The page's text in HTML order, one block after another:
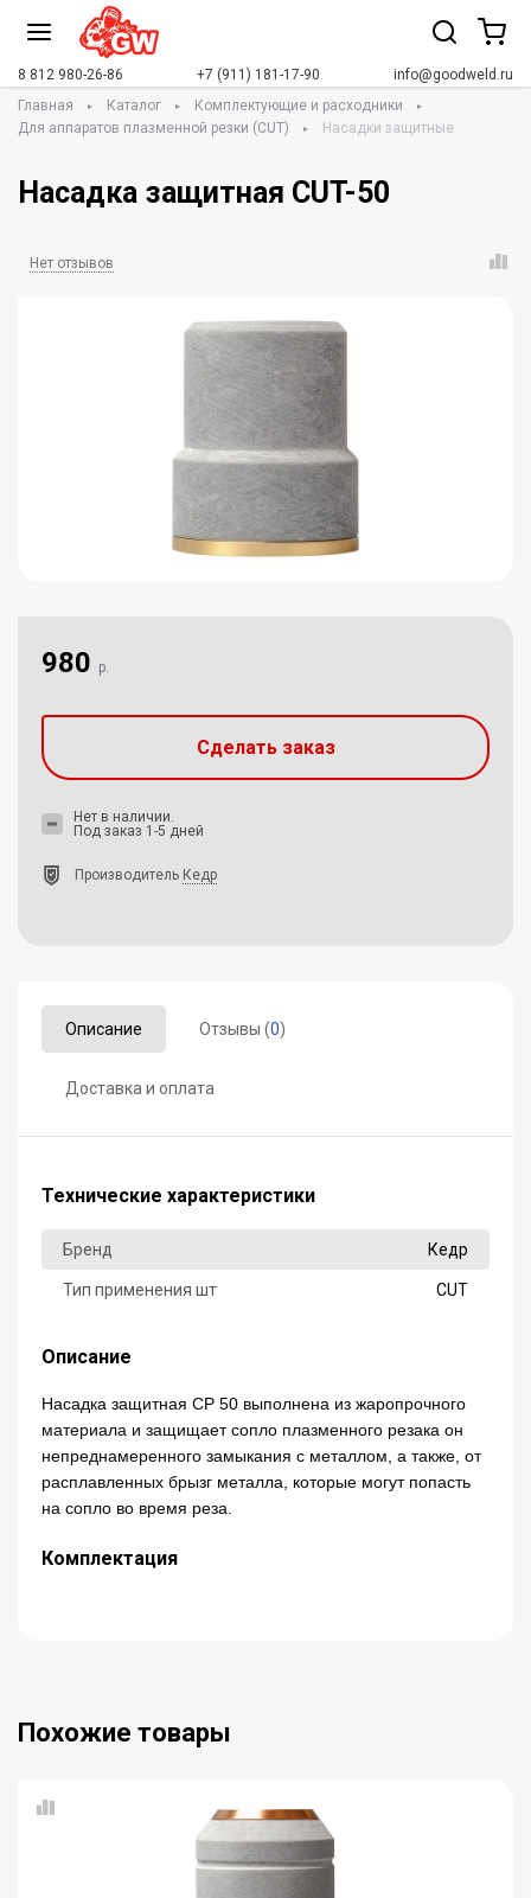
8 812 980-26-86 +7 (911) 181-17-90
info@goodweld.ru
Главная
Каталог
Комплектующие и расходники
Для аппаратов плазменной резки (CUT)
Насадки защитные
Насадка защитная CUT-50
Нет отзывов
Описание Отзывы (0)
Доставка и оплата
Технические характеристики
Бренд Кедр
Тип применения шт CUT
Описание
Насадка защитная CP 50 выполнена из жаропрочного
материала и защищает сопло плазменного резака он
непреднамеренного замыкания с металлом, а также, от
расплавленных брызг металла, которые могут попасть
на сопло во время реза.
Комплектация
980 р.
Сделать заказ
Нет в наличии.
Под заказ 1-5 дней
Производитель Кедр
Похожие товары